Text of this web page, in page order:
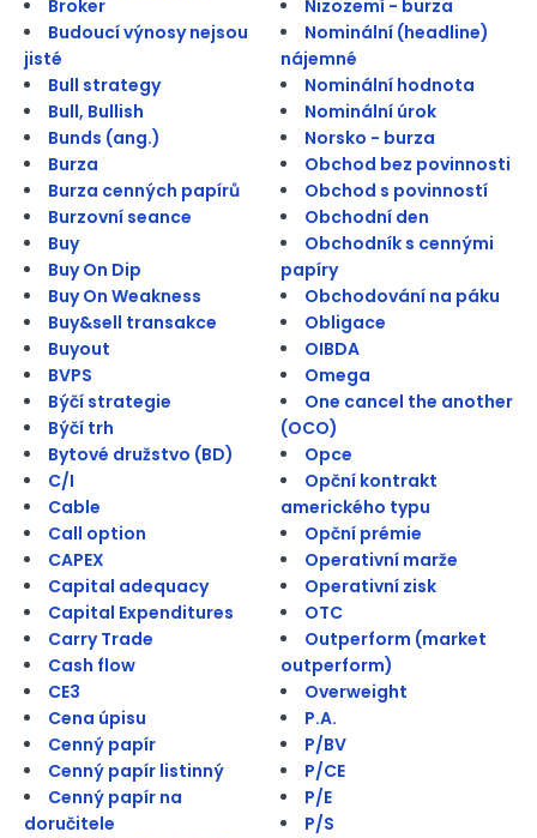
Broker
Budoucí výnosy nejsou
jisté
Bull strategy
Bull, Bullish
Bunds (ang.)
Burza
Burza cenných papírů
Burzovní seance
Buy
Buy On Dip
Buy On Weakness
Buy&sell transakce
Buyout
BVPS
Býčí strategie
Býčí trh
Bytové družstvo (BD)
C/I
Cable
Call option
CAPEX
Capital adequacy
Capital Expenditures
Carry Trade
Cash flow
CE3
Cena úpisu
Cenný papír
Cenný papír listinný
Cenný papír na
doručitele
Nizozemí - burza
Nominální (headline)
nájemné
Nominální hodnota
Nominální úrok
Norsko - burza
Obchod bez povinnosti
Obchod s povinností
Obchodní den
Obchodník s cennými
papíry
Obchodování na páku
Obligace
OIBDA
Omega
One cancel the another
(OCO)
Opce
Opční kontrakt
amerického typu
Opční prémie
Operativní marže
Operativní zisk
OTC
Outperform (market
outperform)
Overweight
P.A.
P/BV
P/CE
P/E
P/S